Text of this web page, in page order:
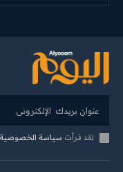
لقد قرأت سياسة الخصوصية